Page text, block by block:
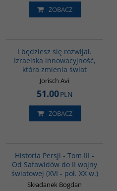
ZOBACZ
I będziesz się rozwijał.
Izraelska innowacyjność,
która zmienia świat
Jorisch Avi
51.00PLN
ZOBACZ
Historia Persji - Tom III -
Od Safawidów do II wojny
światowej (XVI - poł. XX w.)
Składanek Bogdan